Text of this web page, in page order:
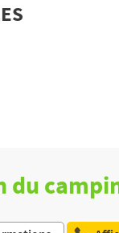
du